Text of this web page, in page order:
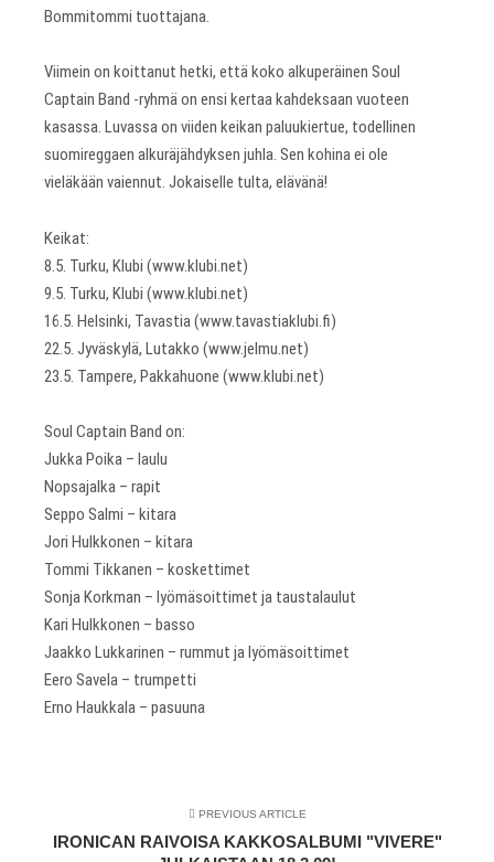
Bommitommi tuottajana.
Viimein on koittanut hetki, että koko alkuperäinen Soul
Captain Band -ryhmä on ensi kertaa kahdeksaan vuoteen
kasassa. Luvassa on viiden keikan paluukiertue, todellinen
suomireggaen alkuräjähdyksen juhla. Sen kohina ei ole
vieläkään vaiennut. Jokaiselle tulta, elävänä!
Keikat:
8.5. Turku, Klubi (www.klubi.net)
9.5. Turku, Klubi (www.klubi.net)
16.5. Helsinki, Tavastia (www.tavastiaklubi.fi)
22.5. Jyväskylä, Lutakko (www.jelmu.net)
23.5. Tampere, Pakkahuone (www.klubi.net)
Soul Captain Band on:
Jukka Poika – laulu
Nopsajalka – rapit
Seppo Salmi – kitara
Jori Hulkkonen – kitara
Tommi Tikkanen – koskettimet
Sonja Korkman – lyömäsoittimet ja taustalaulut
Kari Hulkkonen – basso
Jaakko Lukkarinen – rummut ja lyömäsoittimet
Eero Savela – trumpetti
Erno Haukkala – pasuuna
PREVIOUS ARTICLE
IRONICAN RAIVOISA KAKKOSALBUMI "VIVERE"